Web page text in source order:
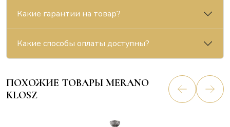
Какие гарантии на товар?
Какие способы оплаты доступны?
ПОХОЖИЕ ТОВАРЫ MERANO
KLOSZ